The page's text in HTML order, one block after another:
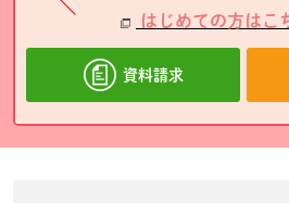
はじめての方はこ
資料請求